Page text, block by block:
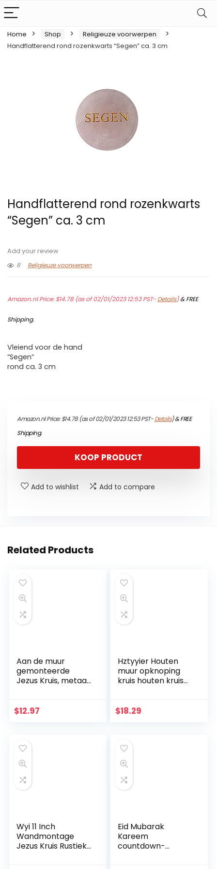
Home Shop
Religieuze voorwerpen
Handflatterend rond rozenkwarts “Segen” ca. 3 cm
Handflatterend rond rozenkwarts
“Segen” ca. 3 cm
Add your review
8
Religieuze voorwerpen
Amazon.nl Price:$14.78(as of 02/01/2023 12:53 PST- Details)&FREE
Shipping.
Vleiend voor de hand
“Segen”
rond ca. 3 cm
Amazon.nl Price:$14.78(as of 02/01/2023 12:53 PST-Details)&FREE
Shipping.
KOOP PRODUCT
Add to wishlist Add to compare
Related Products
Aan de muur
gemonteerde
Jezus Kruis, metaal
muurhanger,
meditatie
geschenk
decoratie
$12.97
Hztyyier Houten
muur opknoping
kruis houten kruis
kruis, Jezus Christus
$18.29
Wyi 11 Inch
Wandmontage
Jezus Kruis Rustieke
Eid Mubarak
Kareem
countdown-